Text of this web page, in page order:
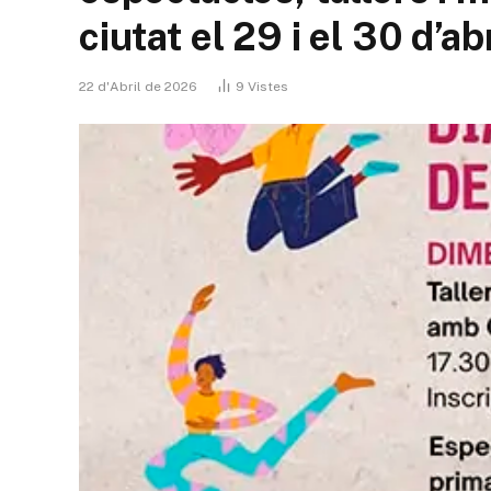
ciutat el 29 i el 30
22 d'Abril de 2026 9 Vistes